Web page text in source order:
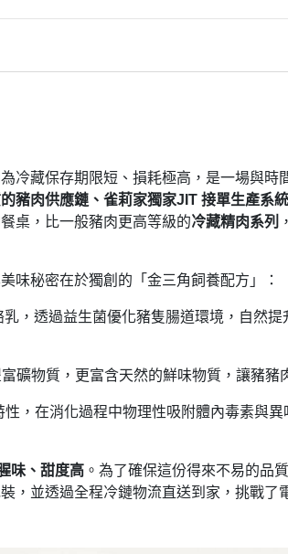
冷藏保存期限短、損耗極高，是一場與時
豬肉供應鏈、雀莉家獨家JIT 接單生產系
桌，比一般豬肉更高等級的冷藏精肉系列
味秘密在於獨創的「金三角飼養配方」：
，透過益生菌優化豬隻腸道環境，自然
礦物質，更富含天然的鮮味物質，讓豬豬
，在消化過程中物理性吸附體內毒素與異
味、甜度高 。為了確保這份得來不易的品
，並透過全程冷鏈物流直送到家，挑戰了